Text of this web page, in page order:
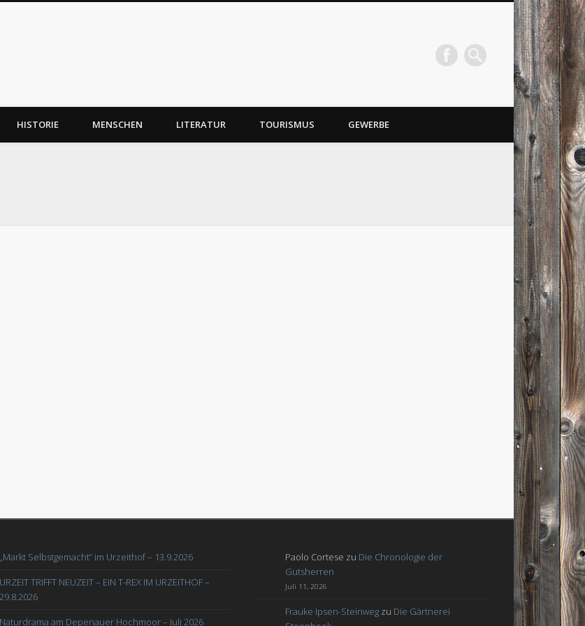
HISTORIE MENSCHEN LITERATUR TOURISMUS GEWERBE
„Markt Selbstgemacht“ im Urzeithof – 13.9.2026
URZEIT TRIFFT NEUZEIT – EIN T-REX IM URZEITHOF –
29.8.2026
Naturdrama am Depenauer Hochmoor – Juli 2026
Paolo Cortese zu Die Chronologie der
Gutsherren
Juli 11, 2026
Frauke Ipsen-Steinweg zu Die Gärtnerei